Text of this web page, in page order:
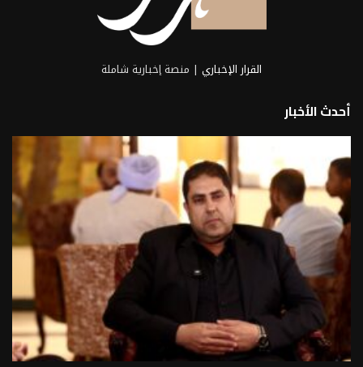
القرار الإخباري | منصة إخبارية شاملة
أحدث الأخبار